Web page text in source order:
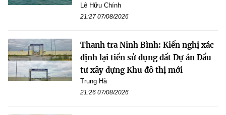
Lê Hữu Chính
21:27 07/08/2026
Thanh tra Ninh Bình: Kiến nghị xác
định lại tiền sử dụng đất Dự án Đầu
tư xây dựng Khu đô thị mới
Trung Hà
21:26 07/08/2026